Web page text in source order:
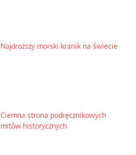
Najdroższy morski kranik na świecie
Ciemna strona podręcznikowych
mitów historycznych